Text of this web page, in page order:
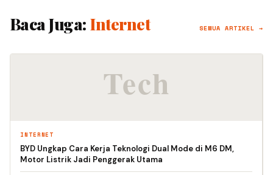
Baca Juga: Internet SEMUA ARTIKEL →
INTERNET
BYD Ungkap Cara Kerja Teknologi Dual Mode di M6 DM,
Motor Listrik Jadi Penggerak Utama